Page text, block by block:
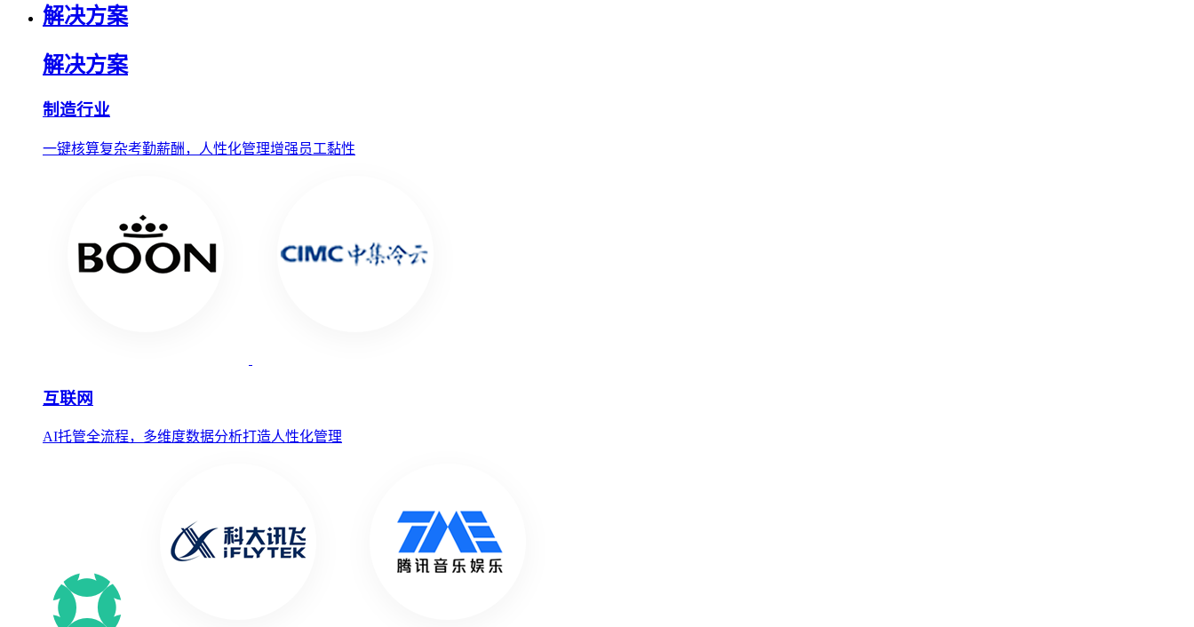
解决方案
解决方案
制造行业
一键核算复杂考勤薪酬，人性化管理增强员工黏性
互联网
AI托管全流程，多维度数据分析打造人性化管理